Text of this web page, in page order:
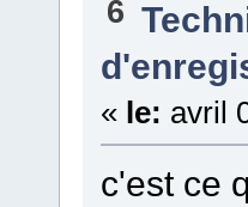
6
« le: avril
c'est ce